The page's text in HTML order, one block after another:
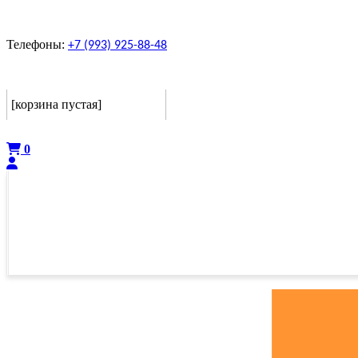
Телефоны: +7 (993) 925-88-48
[корзина пустая]
0